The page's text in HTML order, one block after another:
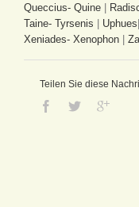
Queccius- Quine
Taine- Tyrsenis
Uphues
Xeniades- Xenophon
Teilen Sie diese